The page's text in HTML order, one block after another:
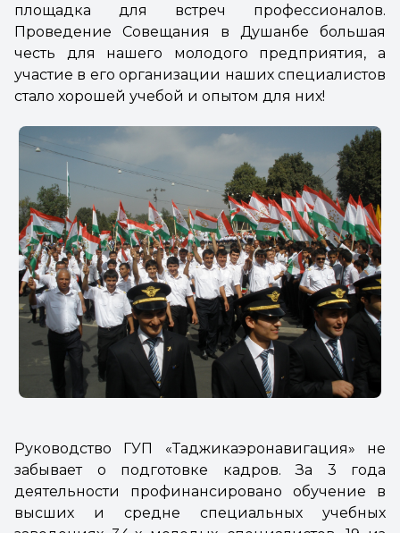
площадка для встреч профессионалов.
Проведение Совещания в Душанбе большая
честь для нашего молодого предприятия, а
участие в его организации наших специалистов
стало хорошей учебой и опытом для них!
Руководство ГУП «Таджикаэронавигация» не
забывает о подготовке кадров. За 3 года
деятельности профинансировано обучение в
высших и средне специальных учебных